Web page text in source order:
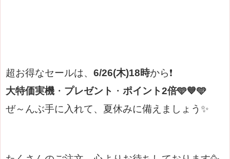
超お得なセールは、 6/26(木)18時から❗
大特価実機 ・ プレゼント ・ ポイント2倍🩵💙🩵
ぜ～んぶ手に入れて、夏休みに備えましょう✨